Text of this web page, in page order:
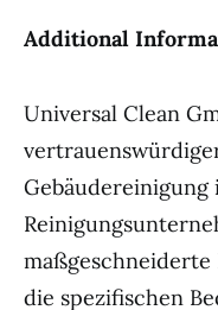
Additional
Universal Clean
Gebäudereinigung
maßgeschneiderte
die spezifischen